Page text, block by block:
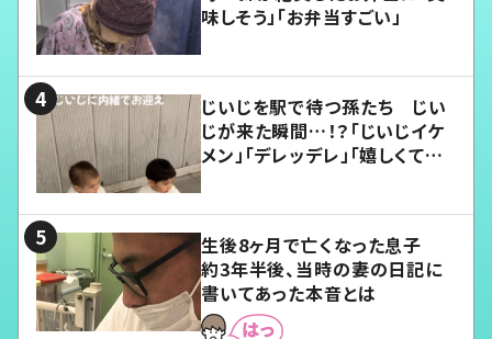
味しそう」「お弁当すごい」
じいじを駅で待つ孫たち じい
じが来た瞬間…！？「じいじイケ
メン」「デレッデレ」「嬉しくて可
生後8ヶ月で亡くなった息子
約3年半後、当時の妻の日記に
書いてあった本音とは